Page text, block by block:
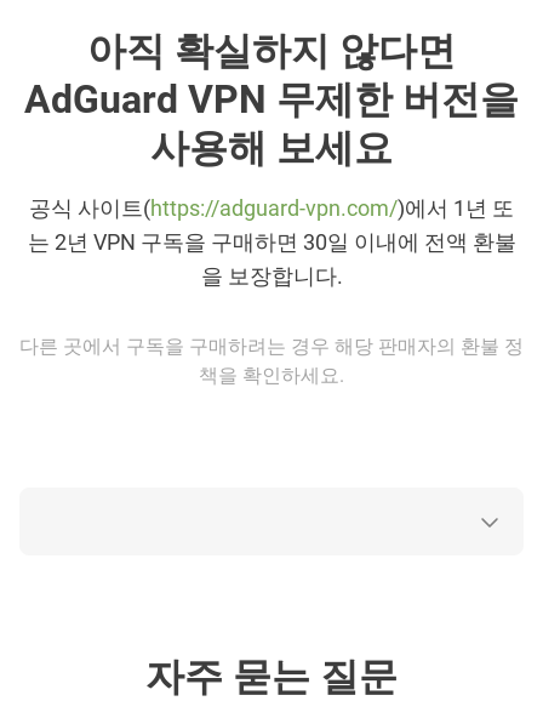
아직 확실하지 않다면
AdGuard VPN 무제한 버전을
사용해 보세요
공식 사이트(https://adguard-vpn.com/)에서 1년 또
는 2년 VPN 구독을 구매하면 30일 이내에 전액 환불
을 보장합니다.
다른 곳에서 구독을 구매하려는 경우 해당 판매자의 환불 정
책을 확인하세요.
자주 묻는 질문